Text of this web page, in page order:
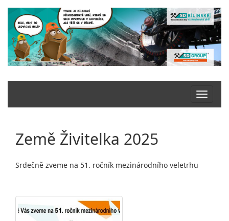
Země Živitelka 2025
Srdečně zveme na 51. ročník mezinárodního veletrhu